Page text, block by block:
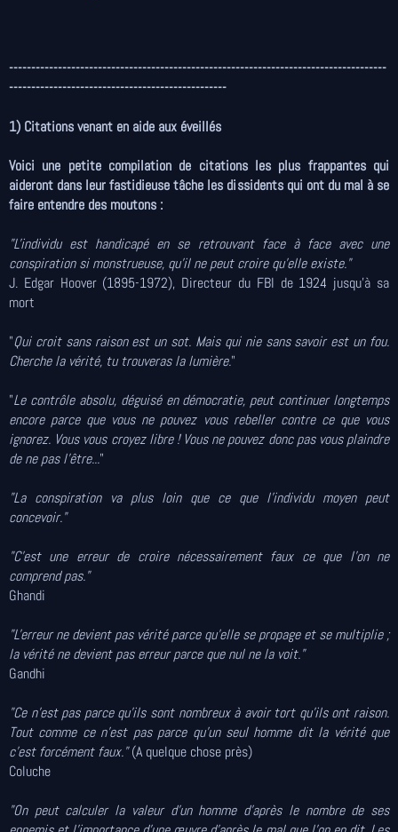
-------------------------------------------------------------------------------------
-------------------------------------------------
1) Citations venant en aide aux éveillés
Voici une petite compilation de citations les plus frappantes qui
aideront dans leur fastidieuse tâche les dissidents qui ont du mal à se
faire entendre des moutons :
"L'individu est handicapé en se retrouvant face à face avec une
conspiration si monstrueuse, qu'il ne peut croire qu'elle existe."
J. Edgar Hoover (1895-1972), Directeur du FBI de 1924 jusqu'à sa
mort
"Qui croit sans raison est un sot. Mais qui nie sans savoir est un fou.
Cherche la vérité, tu trouveras la lumière."
"Le contrôle absolu, déguisé en démocratie, peut continuer longtemps
encore parce que vous ne pouvez vous rebeller contre ce que vous
ignorez. Vous vous croyez libre ! Vous ne pouvez donc pas vous plaindre
de ne pas l'être..."
"La conspiration va plus loin que ce que l'individu moyen peut
concevoir."
"C'est une erreur de croire nécessairement faux ce que l'on ne
comprend pas."
Ghandi
"L'erreur ne devient pas vérité parce qu'elle se propage et se multiplie ;
la vérité ne devient pas erreur parce que nul ne la voit."
Gandhi
"Ce n'est pas parce qu'ils sont nombreux à avoir tort qu'ils ont raison.
Tout comme ce n'est pas parce qu'un seul homme dit la vérité que
c'est forcément faux."(A quelque chose près)
Coluche
"On peut calculer la valeur d’un homme d’après le nombre de ses